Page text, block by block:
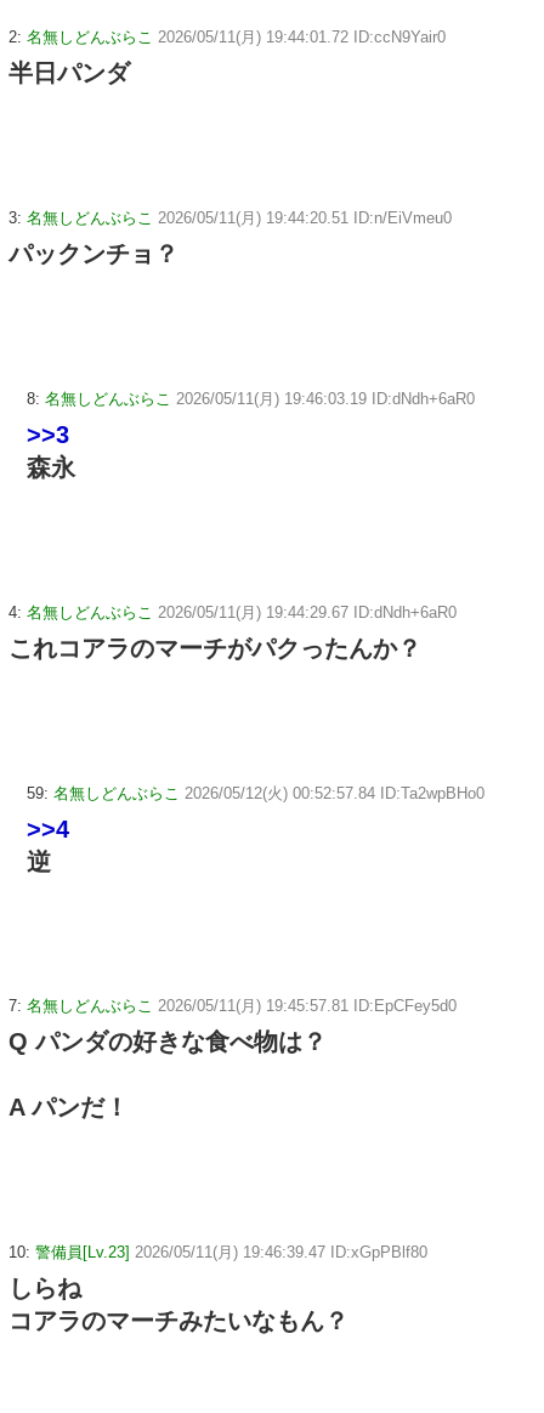
2: 名無しどんぶらこ 2026/05/11(月) 19:44:01.72 ID:ccN9Yair0
半日パンダ
3: 名無しどんぶらこ 2026/05/11(月) 19:44:20.51 ID:n/EiVmeu0
パックンチョ？
8: 名無しどんぶらこ 2026/05/11(月) 19:46:03.19 ID:dNdh+6aR0
>>3
森永
4: 名無しどんぶらこ 2026/05/11(月) 19:44:29.67 ID:dNdh+6aR0
これコアラのマーチがパクったんか？
59: 名無しどんぶらこ 2026/05/12(火) 00:52:57.84 ID:Ta2wpBHo0
>>4
逆
7: 名無しどんぶらこ 2026/05/11(月) 19:45:57.81 ID:EpCFey5d0
Q パンダの好きな食べ物は？
A パンだ！
10: 警備員[Lv.23] 2026/05/11(月) 19:46:39.47 ID:xGpPBlf80
しらね
コアラのマーチみたいなもん？